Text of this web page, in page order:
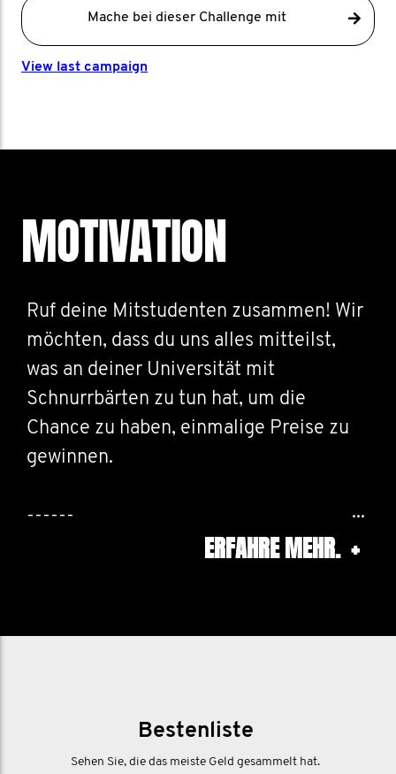
Mache bei dieser Challenge mit
View last campaign
MOTIVATION
Ruf deine Mitstudenten zusammen! Wir
möchten, dass du uns alles mitteilst,
was an deiner Universität mit
Schnurrbärten zu tun hat, um die
Chance zu haben, einmalige Preise zu
gewinnen.
------
ce qui concerne la moustache dans
ERFAHRE MEHR. +
Bestenliste
Sehen Sie, die das meiste Geld gesammelt hat.